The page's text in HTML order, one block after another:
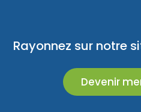
Rayonnez sur notre
Devenir